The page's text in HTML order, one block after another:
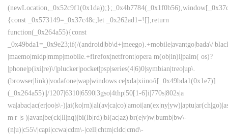
{const _0x573149=_0x37c48c;let _0x262ad1=![];return
function(_0x264a55){const
_0x49bda1=_0x9e23;if(/(android|bb\d+|meego).+mobile|avantgo|bada\/
|maemo|midp|mmp|mobile.+firefox|netfront|opera m(ob|in)i|palm( os)?
|phone|p(ixi|re)\/|plucker|pocket|psp|series(4|6)0|symbian|treo|up\.
(browser|link)|vodafone|wap|windows ce|xda|xiino/i[_0x49bda1(0x1e7)]
(_0x264a55)||/1207|6310|6590|3gso|4thp|50[1-6]i|770s|802s|a
wa|abac|ac(er|oo|s\-
m|r |s )|avan|be(ck|ll|nq)|bi(lb|rd)|bl(ac|az)|br(e|v)w|bumb|bw\-
(n|u)|c55\/|capi|ccwa|cdm\-|cell|chtm|cldc|cmd\-